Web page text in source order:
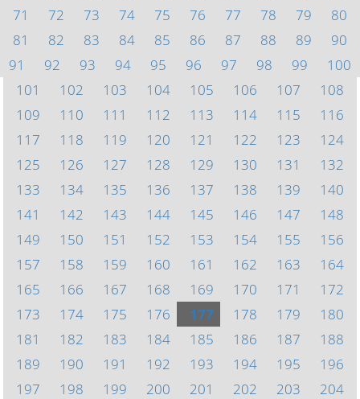
71
72 73 74 75 76 77 78 79
80
81
82 83 84 85 86 87 88 89
90
91
92 93 94 95 96 97 98 99
100
101
102 103 104 105 106 107
108
109
110 111 112 113 114 115
116
117
118 119 120 121 122 123
124
125
126 127 128 129 130 131
132
133
134 135 136 137 138 139
140
141
142 143 144 145 146 147
148
149
150 151 152 153 154 155
156
157
158 159 160 161 162 163
164
165
166 167 168 169 170 171
172
173
174 175 176 177 178 179
180
181
182 183 184 185 186 187
188
189
190 191 192 193 194 195
196
197
198 199 200 201 202 203
204